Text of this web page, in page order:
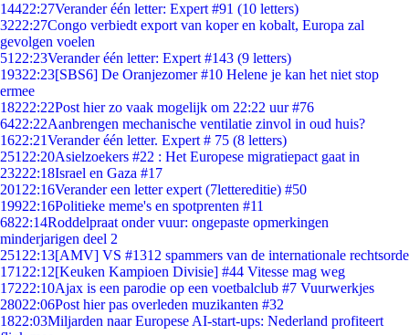
14422:27Verander één letter: Expert #91 (10 letters)
3222:27Congo verbiedt export van koper en kobalt, Europa zal
gevolgen voelen
51 22:23Verander één letter: Expert #143 (9 letters)
19322:23[SBS6] De Oranjezomer #10 Helene je kan het niet stop
ermee
18222:22Post hier zo vaak mogelijk om 22:22 uur #76
6422:22Aanbrengen mechanische ventilatie zinvol in oud huis?
1622:21Verander één letter. Expert # 75 (8 letters)
251 22:20Asielzoekers #22 : Het Europese migratiepact gaat in
23222:18Israel en Gaza #17
201 22:16Verander een letter expert (7lettereditie) #50
19922:16Politieke meme's en spotprenten #11
6822:14Roddelpraat onder vuur: ongepaste opmerkingen
minderjarigen deel 2
251 22:13[AMV] VS #1312 spammers van de internationale rechtsorde
171 22:12[Keuken Kampioen Divisie] #44 Vitesse mag weg
17222:10Ajax is een parodie op een voetbalclub #7 Vuurwerkjes
28022:06Post hier pas overleden muzikanten #32
1822:03Miljarden naar Europese AI-start-ups: Nederland profiteert